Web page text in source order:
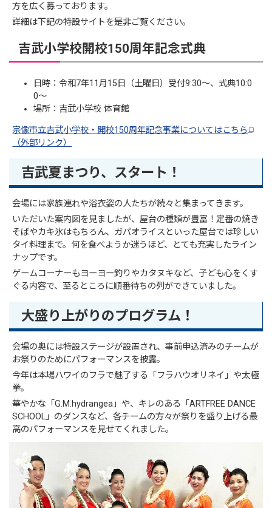
方を広く募っております。
詳細は下記の特設サイトを是非ご覧ください。
吉武小学校開校150周年記念式典
日時：令和7年11月15日（土曜日）受付9:30〜、式典10:0
0〜
場所：吉武小学校 体育館
宗像市立吉武小学校・開校150周年記念事業についてはこちら
（外部リンク）
吉武夏まつり、スタート！
会場には家族連れや浴衣姿の人たちが続々と集まってきます。
いただいた案内図を見ましたが、屋台の種類が豊富！定番の焼き
そばやカキ氷はもちろん、ガパオライスといった屋台では珍しい
タイ料理まで。何を食べようか迷うほど、とても充実したライン
ナップです。
ゲームコーナーもヨーヨー釣りやカタヌキなど、子ども心をくす
ぐる内容で、至るところに順番待ちの列ができていました。
大盛り上がりのプログラム！
会場の奥には特設ステージが設置され、事前申込済みのチームが
お祭りのためにパフォーマンスを披露。
今年は本場ハワイのフラで魅了する「フラハウオリネイ」や太極
拳。
華やかな「G.M.hydrangea」や、キレのある「ARTFREE DANCE
SCHOOL」のダンスなど、各チームの方々が祭りを盛り上げる最
高のパフォーマンスを見せてくれました。